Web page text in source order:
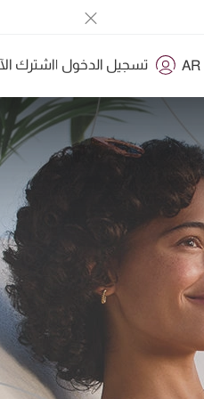
AR تسجيل الدخول |اشترك